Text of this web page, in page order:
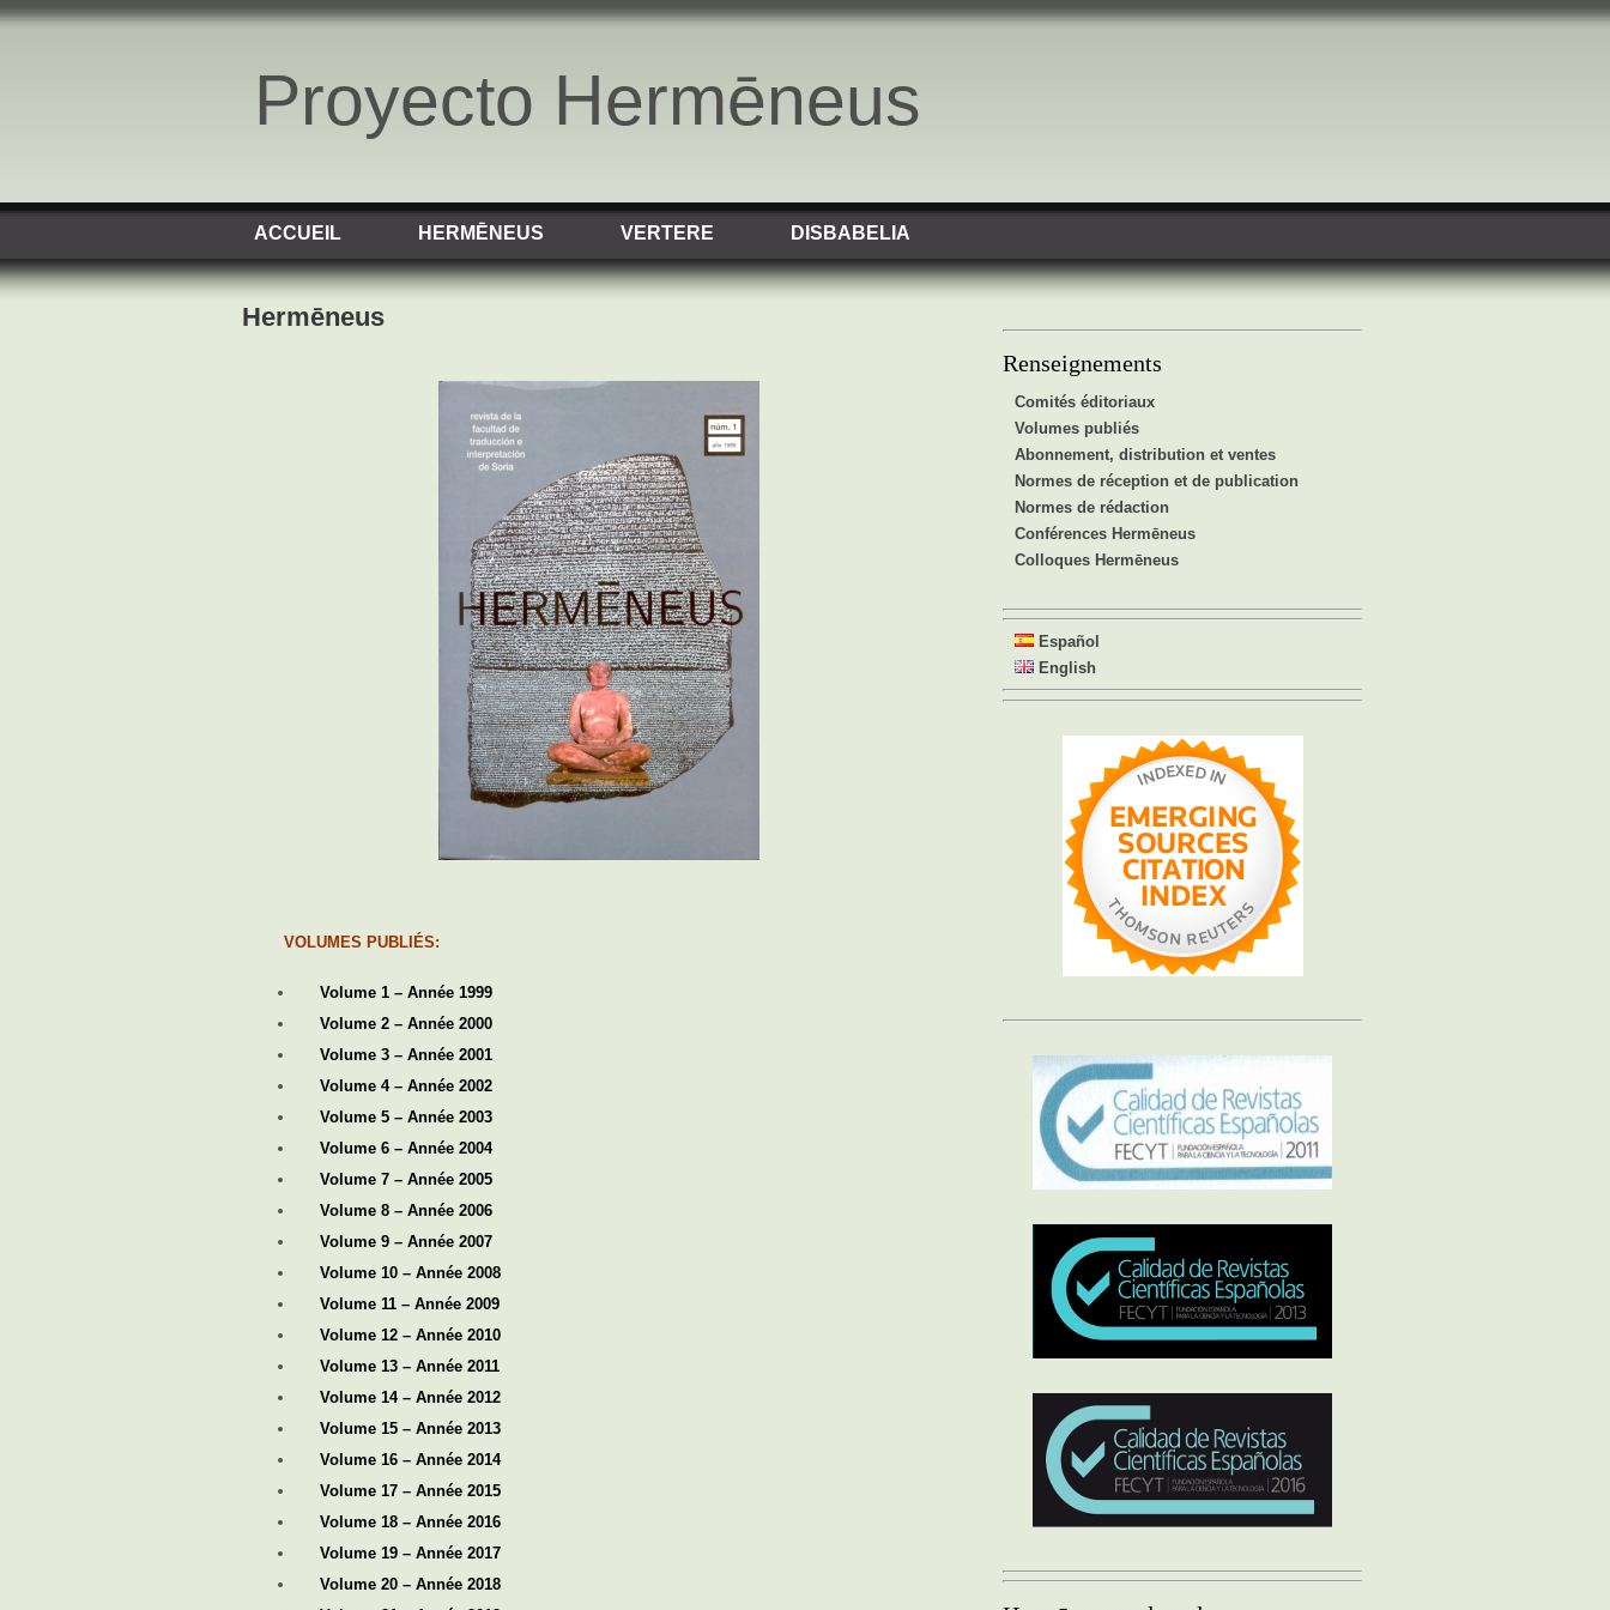
Proyecto Hermēneus
ACCUEIL HERMĒNEUS VERTERE DISBABELIA
Renseignements
Comités éditoriaux
Volumes publiés
Abonnement, distribution et ventes
Normes de réception et de publication
Normes de rédaction
Conférences Hermēneus
Colloques Hermēneus
Español
English
Hermēneus
VOLUMES PUBLIÉS:
Volume 1 – Année 1999
Volume 2 – Année 2000
Volume 3 – Année 2001
Volume 4 – Année 2002
Volume 5 – Année 2003
Volume 6 – Année 2004
Volume 7 – Année 2005
Volume 8 – Année 2006
Volume 9 – Année 2007
Volume 10 – Année 2008
Volume 11 – Année 2009
Volume 12 – Année 2010
Volume 13 – Année 2011
Volume 14 – Année 2012
Volume 15 – Année 2013
Volume 16 – Année 2014
Volume 17 – Année 2015
Volume 18 – Année 2016
Volume 19 – Année 2017
Volume 20 – Année 2018